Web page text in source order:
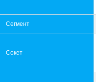
Сегмент
Сокет